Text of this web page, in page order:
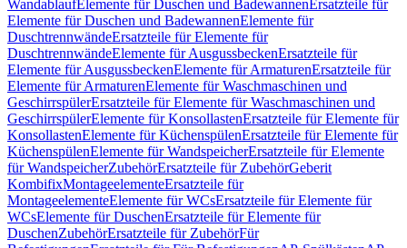
WandablaufElemente für Duschen und BadewannenErsatzteile für
Elemente für Duschen und BadewannenElemente für
DuschtrennwändeErsatzteile für Elemente für
DuschtrennwändeElemente für AusgussbeckenErsatzteile für
Elemente für AusgussbeckenElemente für ArmaturenErsatzteile für
Elemente für ArmaturenElemente für Waschmaschinen und
GeschirrspülerErsatzteile für Elemente für Waschmaschinen und
GeschirrspülerElemente für KonsollastenErsatzteile für Elemente für
KonsollastenElemente für KüchenspülenErsatzteile für Elemente für
KüchenspülenElemente für WandspeicherErsatzteile für Elemente
für WandspeicherZubehörErsatzteile für ZubehörGeberit
KombifixMontageelementeErsatzteile für
MontageelementeElemente für WCsErsatzteile für Elemente für
WCsElemente für DuschenErsatzteile für Elemente für
DuschenZubehörErsatzteile für ZubehörFür